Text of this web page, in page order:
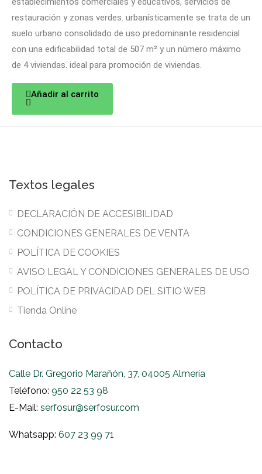
restauración y zonas verdes. urbanísticamente se trata de un
suelo urbano consolidado de uso predominante residencial
con una edificabilidad total de 507 m² y un número máximo
de 4 viviendas. ideal para promoción de viviendas.
Añadir al carrito
Textos legales
DECLARACIÓN DE ACCESIBILIDAD
CONDICIONES GENERALES DE VENTA
POLÍTICA DE COOKIES
AVISO LEGAL Y CONDICIONES GENERALES DE USO
POLÍTICA DE PRIVACIDAD DEL SITIO WEB
Tienda Online
Contacto
Calle Dr. Gregorio Marañón, 37, 04005 Almería
Teléfono: 950 22 53 98
E-Mail: serfosur@serfosur.com
Whatsapp: 607 23 99 71